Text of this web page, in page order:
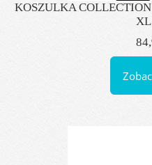
KOSZULKA